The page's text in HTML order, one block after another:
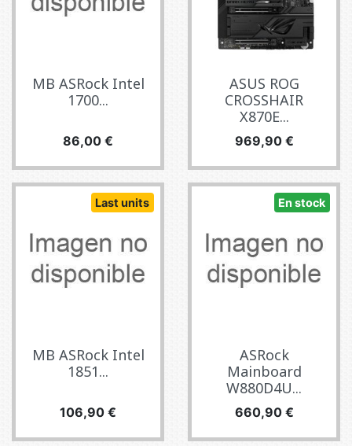
MB ASRock Intel
1700...
Precio
86,00 €
ASUS ROG
CROSSHAIR
X870E...
Precio
969,90 €
Last units
MB ASRock Intel
1851...
Precio
106,90 €
En stock
ASRock
Mainboard
W880D4U...
Precio
660,90 €